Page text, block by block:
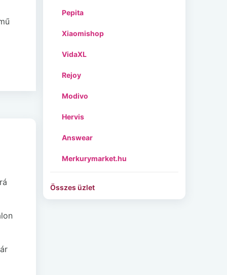
Pepita
Xiaomishop
VidaXL
Rejoy
Modivo
Hervis
Answear
Merkurymarket.hu
Összes üzlet